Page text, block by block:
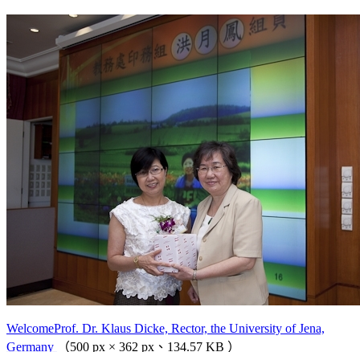
WelcomeProf. Dr. Klaus Dicke, Rector, the University of Jena,
Germany
（500 px × 362 px、134.57 KB ）